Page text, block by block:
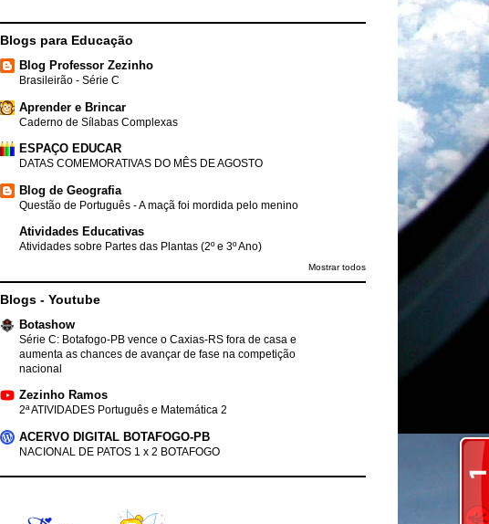
Blogs para Educação
Blog Professor Zezinho
Brasileirão - Série C
Aprender e Brincar
Caderno de Sílabas Complexas
ESPAÇO EDUCAR
DATAS COMEMORATIVAS DO MÊS DE AGOSTO
Blog de Geografia
Questão de Português - A maçã foi mordida pelo menino
Atividades Educativas
Atividades sobre Partes das Plantas (2º e 3º Ano)
Mostrar todos
Blogs - Youtube
Botashow
Série C: Botafogo-PB vence o Caxias-RS fora de casa e
aumenta as chances de avançar de fase na competição
nacional
Zezinho Ramos
2ª ATIVIDADES Português e Matemática 2
ACERVO DIGITAL BOTAFOGO-PB
NACIONAL DE PATOS 1 x 2 BOTAFOGO